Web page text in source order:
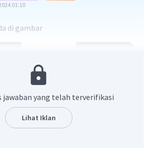
01:10
di gambar
jawaban yang telah terverifikasi
Lihat Iklan